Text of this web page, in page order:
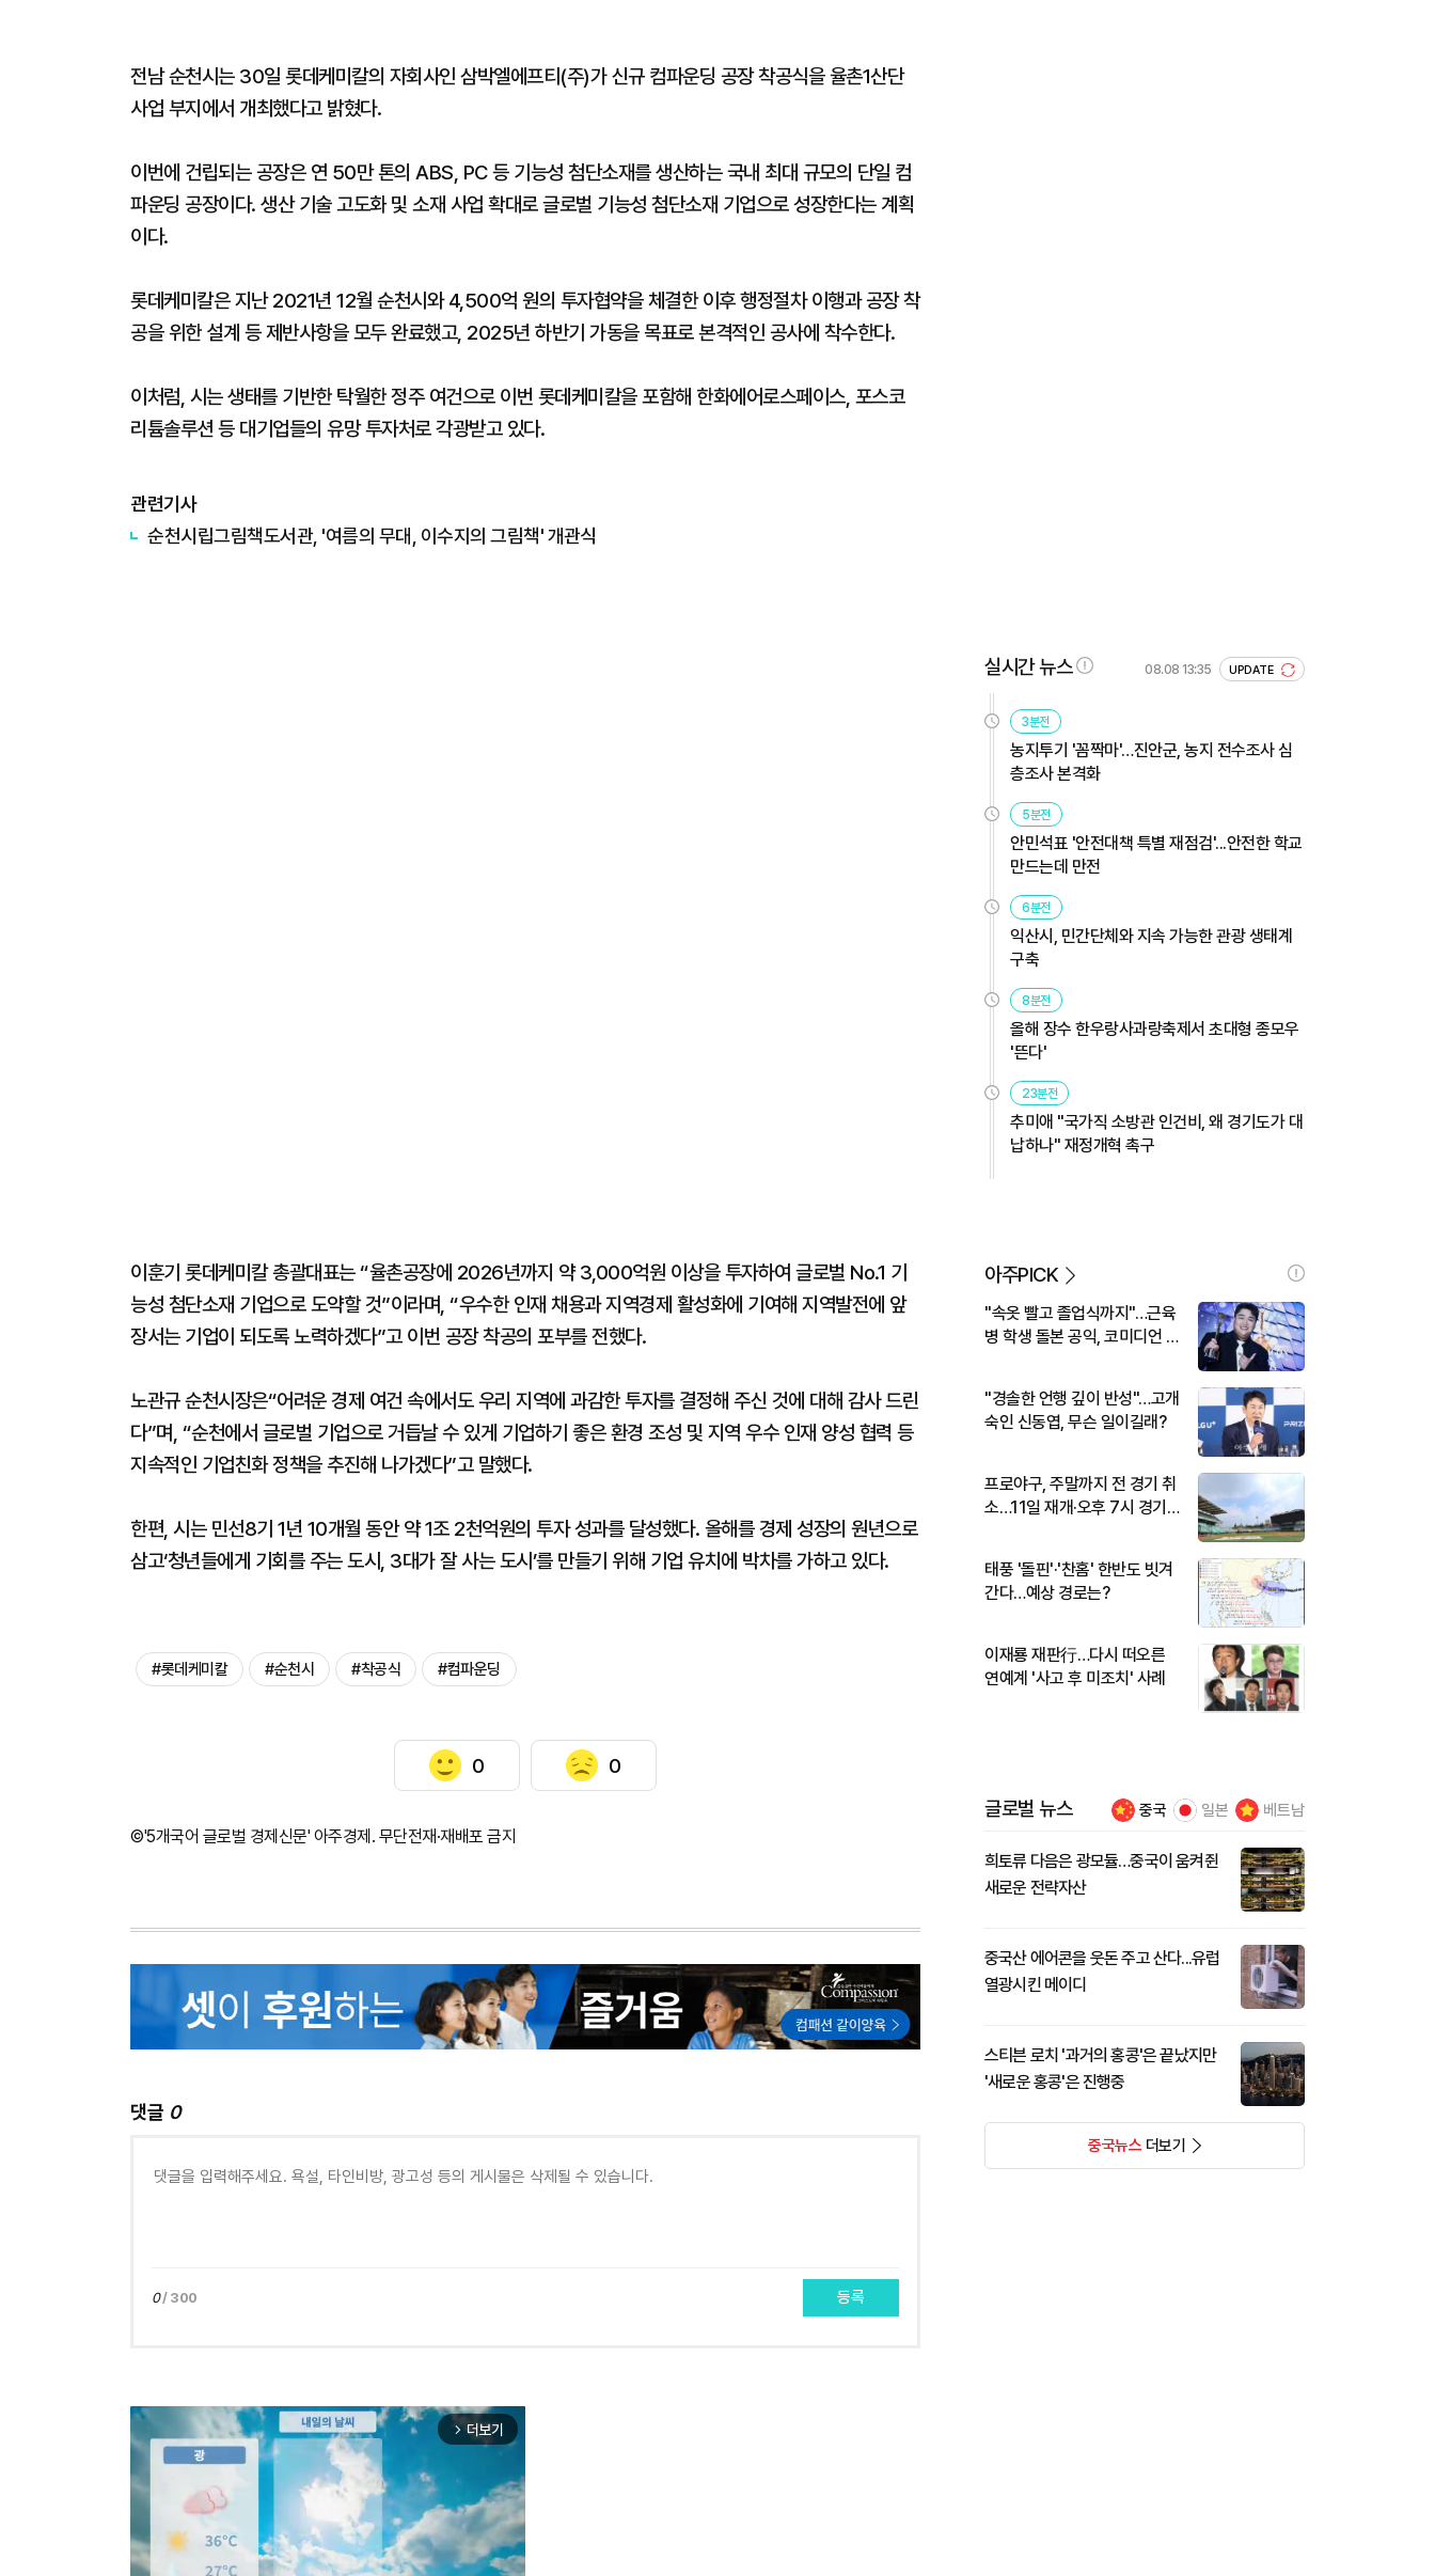
전남 순천시는 30일 롯데케미칼의 자회사인 삼박엘에프티(주)가 신규 컴파운딩 공장 착공식을 율촌1산단
사업 부지에서 개최했다고 밝혔다.
이번에 건립되는 공장은 연 50만 톤의 ABS, PC 등 기능성 첨단소재를 생산하는 국내 최대 규모의 단일 컴
파운딩 공장이다. 생산 기술 고도화 및 소재 사업 확대로 글로벌 기능성 첨단소재 기업으로 성장한다는 계획
이다.
롯데케미칼은 지난 2021년 12월 순천시와 4,500억 원의 투자협약을 체결한 이후 행정절차 이행과 공장 착
공을 위한 설계 등 제반사항을 모두 완료했고, 2025년 하반기 가동을 목표로 본격적인 공사에 착수한다.
이처럼, 시는 생태를 기반한 탁월한 정주 여건으로 이번 롯데케미칼을 포함해 한화에어로스페이스, 포스코
리튬솔루션 등 대기업들의 유망 투자처로 각광받고 있다.
관련기사
순천시립그림책도서관, '여름의 무대, 이수지의 그림책' 개관식
이훈기 롯데케미칼 총괄대표는 “율촌공장에 2026년까지 약 3,000억원 이상을 투자하여 글로벌 No.1 기
능성 첨단소재 기업으로 도약할 것”이라며, “우수한 인재 채용과 지역경제 활성화에 기여해 지역발전에 앞
장서는 기업이 되도록 노력하겠다”고 이번 공장 착공의 포부를 전했다.
노관규 순천시장은“어려운 경제 여건 속에서도 우리 지역에 과감한 투자를 결정해 주신 것에 대해 감사 드린
다”며, “순천에서 글로벌 기업으로 거듭날 수 있게 기업하기 좋은 환경 조성 및 지역 우수 인재 양성 협력 등
지속적인 기업친화 정책을 추진해 나가겠다”고 말했다.
한편, 시는 민선8기 1년 10개월 동안 약 1조 2천억원의 투자 성과를 달성했다. 올해를 경제 성장의 원년으로
삼고‘청년들에게 기회를 주는 도시, 3대가 잘 사는 도시’를 만들기 위해 기업 유치에 박차를 가하고 있다.
#롯데케미칼 #순천시 #착공식 #컴파운딩
0 0
©'5개국어 글로벌 경제신문' 아주경제. 무단전재·재배포 금지
댓글 0
0/ 300 등록
arrow_forward_ios 더보기
실시간 뉴스 08.08 13:35 UPDATE
3분전
농지투기 '꼼짝마'…진안군, 농지 전수조사 심
층조사 본격화
5분전
안민석표 '안전대책 특별 재점검'...안전한 학교
만드는데 만전
6분전
익산시, 민간단체와 지속 가능한 관광 생태계
구축
8분전
올해 장수 한우랑사과랑축제서 초대형 종모우
'뜬다'
23분전
추미애 "국가직 소방관 인건비, 왜 경기도가 대
납하나" 재정개혁 촉구
아주PICK
"속옷 빨고 졸업식까지"…근육
병 학생 돌본 공익, 코미디언 김
"경솔한 언행 깊이 반성"…고개
숙인 신동엽, 무슨 일이길래?
프로야구, 주말까지 전 경기 취
소…11일 재개·오후 7시 경기
태풍 '돌핀'·'찬홈' 한반도 빗겨
간다…예상 경로는?
이재룡 재판行…다시 떠오른
연예계 '사고 후 미조치' 사례
글로벌 뉴스 중국 일본 베트남
희토류 다음은 광모듈…중국이 움켜쥔
새로운 전략자산
중국산 에어콘을 웃돈 주고 산다...유럽
열광시킨 메이디
스티븐 로치 '과거의 홍콩'은 끝났지만
'새로운 홍콩'은 진행중
중국뉴스더보기